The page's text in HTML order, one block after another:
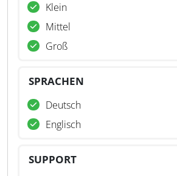
Klein
Mittel
Groß
SPRACHEN
Deutsch
Englisch
SUPPORT